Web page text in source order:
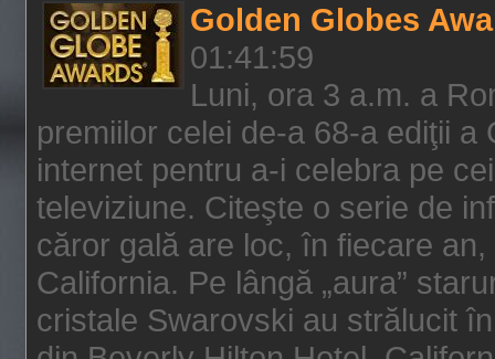
Golden Globes
01:41:59
Luni, ora 3 a.m. a
premiilor celei de-a 68-a ediţii
internet pentru a-i celebra pe
televiziune. Citeşte o serie de
căror gală are loc, în fiecare
California. Pe lângă „aura”
cristale Swarovski au strălucit